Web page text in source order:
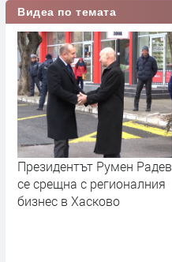
Видеа по темата
Президентът Румен Радев
се срещна с регионалния
бизнес в Хасково